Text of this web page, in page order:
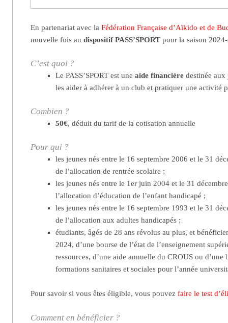
En partenariat avec laFédération Française d’Aïkido et de
nouvelle fois audispositif PASS’SPORT pour la saison
C’est quoi ?
Le PASS’SPORT est une aide financièredestinée aux
les aider à adhérer à un club et pratiquer une activité
Combien ?
50€, déduit du tarif de la cotisation annuelle
Pour qui ?
les jeunes nés entre le 16 septembre 2006 et le 31
de l’allocation de rentrée scolaire ;
les jeunes nés entre le 1er juin 2004 et le 31
l’allocation d’éducation de l’enfant handicapé ;
les jeunes nés entre le 16 septembre 1993 et le 31
de l’allocation aux adultes handicapés ;
étudiants, âgés de 28 ans révolus au plus, et
2024, d’une bourse de l’état de l’enseignement
ressources, d’une aide annuelle du CROUS ou d’une
formations sanitaires et sociales pour l’année
Pour savoir si vous êtes éligible, vous pouvezfaire le test
Comment en bénéficier ?